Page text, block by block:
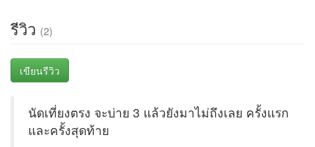
รีวิว (2)
เขียนรีวิว
นัดเที่ยงตรง จะบ่าย 3 แล้วยังมาไม่ถึงเลย ครั้งแรก
และครั้งสุดท้าย